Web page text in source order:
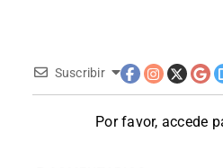
Suscribir
Por favor, accede